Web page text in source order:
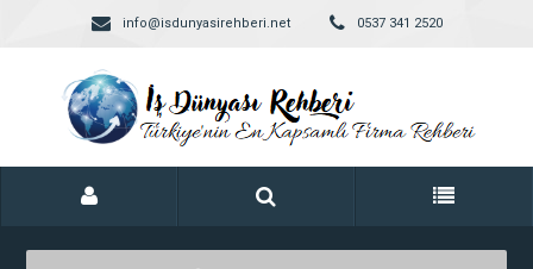
info@isdunyasirehberi.net 0537 341 2520